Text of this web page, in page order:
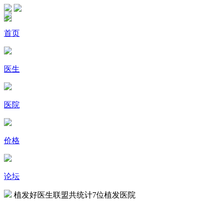
首页
医生
医院
价格
论坛
植发好医生联盟共统计7位植发医院